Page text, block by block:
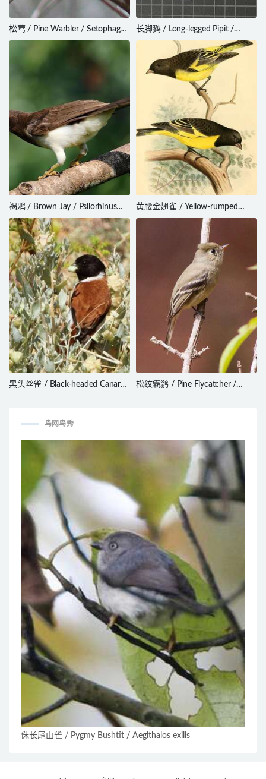
松莺 / Pine Warbler / Setophaga
pinus
长脚鹨 / Long-legged Pipit /
Anthus pallidiventris
褐鸦 / Brown Jay / Psilorhinus
morio
黄腰金翅雀 / Yellow-rumped
Siskin / Spinus uropygialis
黑头丝雀 / Black-headed Canary
松纹霸鹟 / Pine Flycatcher /
鸟网鸟秀
侏长尾山雀 / Pygmy Bushtit / Aegithalos exilis